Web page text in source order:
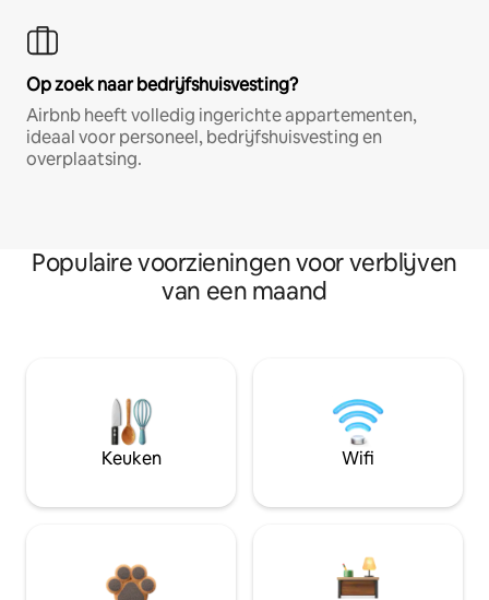
Op zoek naar bedrijfshuisvesting?
Airbnb heeft volledig ingerichte appartementen,
ideaal voor personeel, bedrijfshuisvesting en
overplaatsing.
Populaire voorzieningen voor verblijven
van een maand
Keuken Wifi